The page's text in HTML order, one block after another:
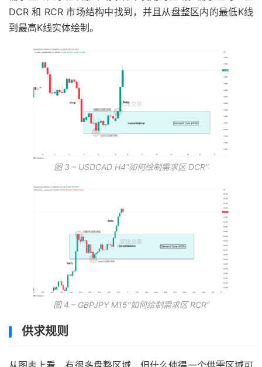
DCR 和 RCR 市场结构中找到，并且从盘整区内的最低K线
到最高K线实体绘制。
图 3 – USDCAD H4“如何绘制需求区 DCR”
图 4 – GBPJPY M15“如何绘制需求区 RCR”
供求规则